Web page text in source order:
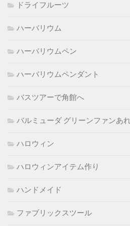
ドライフルーツ
ハーバリウム
ハーバリウムペン
ハーバリウムペンダント
バスツアーで角館へ
バルミューダ グリーンファンあ
ハロウィン
ハロウィンアイテム作り
ハンドメイド
ファブリックスツール